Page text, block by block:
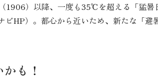
1906）以降、一度も35℃を超える「猛
HP）。都心から近いため、新たな「避
も！